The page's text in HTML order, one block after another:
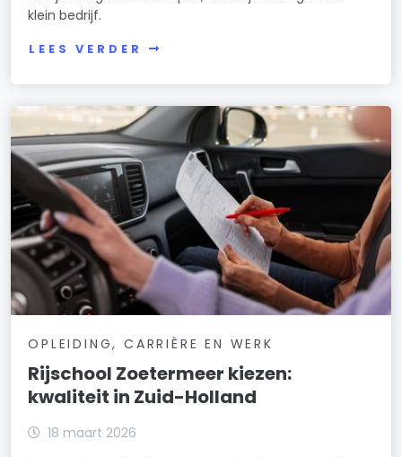
klein bedrijf.
LEES VERDER
OPLEIDING, CARRIÈRE EN WERK
Rijschool Zoetermeer kiezen:
kwaliteit in Zuid-Holland
18 maart 2026